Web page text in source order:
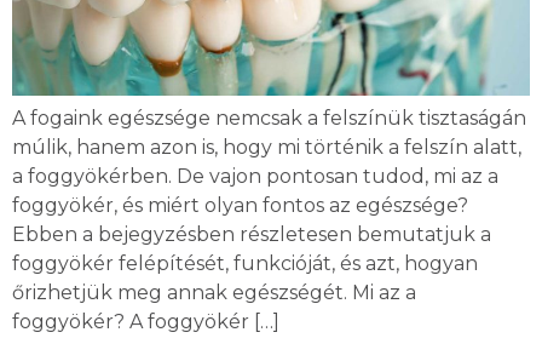
A fogaink egészsége nemcsak a felszínük tisztaságán
múlik, hanem azon is, hogy mi történik a felszín alatt,
a foggyökérben. De vajon pontosan tudod, mi az a
foggyökér, és miért olyan fontos az egészsége?
Ebben a bejegyzésben részletesen bemutatjuk a
foggyökér felépítését, funkcióját, és azt, hogyan
őrizhetjük meg annak egészségét. Mi az a
foggyökér? A foggyökér […]